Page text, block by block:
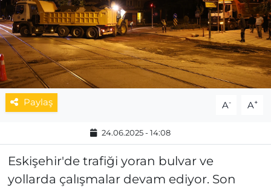
Paylaş A- A+
24.06.2025 - 14:08
Eskişehir'de trafiği yoran bulvar ve
yollarda çalışmalar devam ediyor. Son
ESKİŞEHİRSPOR